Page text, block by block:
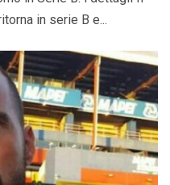
in serie B e...